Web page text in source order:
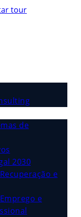
tour
de
2030
e
e